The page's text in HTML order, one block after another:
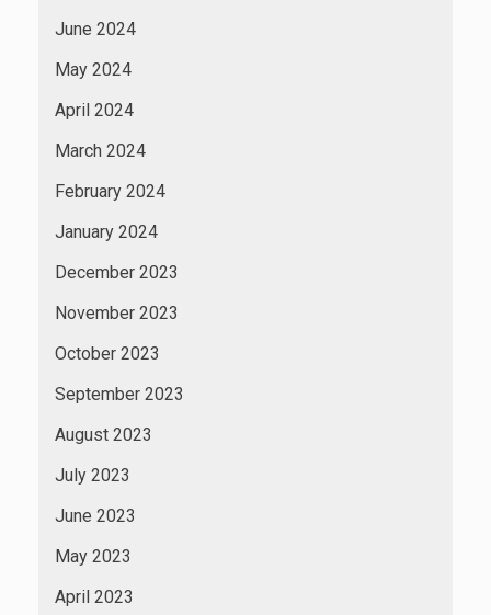
June 2024
May 2024
April 2024
March 2024
February 2024
January 2024
December 2023
November 2023
October 2023
September 2023
August 2023
July 2023
June 2023
May 2023
April 2023